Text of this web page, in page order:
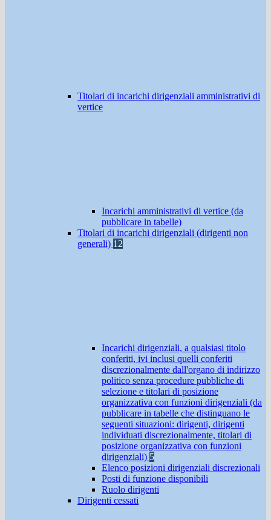
Titolari di incarichi dirigenziali amministrativi di
vertice
Incarichi amministrativi di vertice (da
pubblicare in tabelle)
Titolari di incarichi dirigenziali (dirigenti non
generali) 12
Incarichi dirigenziali, a qualsiasi titolo
conferiti, ivi inclusi quelli conferiti
discrezionalmente dall'organo di indirizzo
politico senza procedure pubbliche di
selezione e titolari di posizione
organizzativa con funzioni dirigenziali (da
pubblicare in tabelle che distinguano le
seguenti situazioni: dirigenti, dirigenti
individuati discrezionalmente, titolari di
posizione organizzativa con funzioni
dirigenziali) 5
Elenco posizioni dirigenziali discrezionali
Posti di funzione disponibili
Ruolo dirigenti
Dirigenti cessati